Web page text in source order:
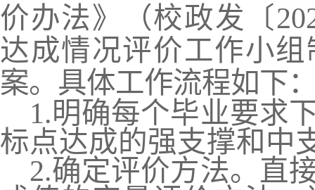
价办法》（校政发〔
达成情况评价工作小
案。具体工作流程如下
1.明确每个毕业要求
标点达成的强支撑和 中
2.确定评价方法。直